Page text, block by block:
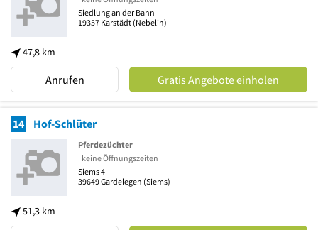
47,8 km
Siedlung an der Bahn
19357 Karstädt (Nebelin)
Anrufen Gratis Angebote einholen
14 Hof-Schlüter
51,3 km
Pferdezüchter
keine Öffnungszeiten
Siems 4
39649Gardelegen (Siems)